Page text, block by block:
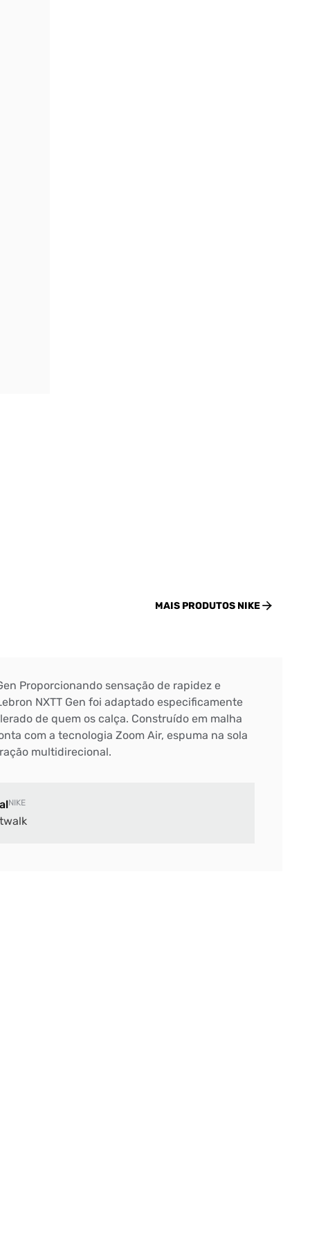
MAIS PRODUTOS NIKE
Proporcionando sensação de rapidez e
NXTT Gen foi adaptado especificamente
de quem os calça. Construído em malha
com a tecnologia Zoom Air, espuma na sola
multidirecional.
NIKE